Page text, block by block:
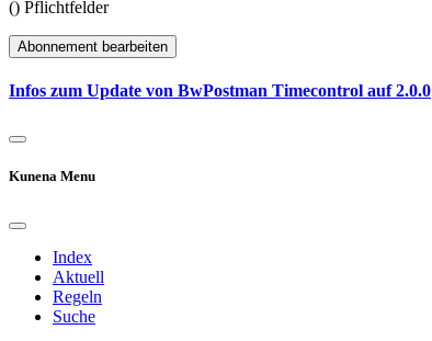
() Pflichtfelder
Abonnement bearbeiten
Infos zum Update von BwPostman Timecontrol auf 2.0.0
Kunena Menu
Index
Aktuell
Regeln
Suche